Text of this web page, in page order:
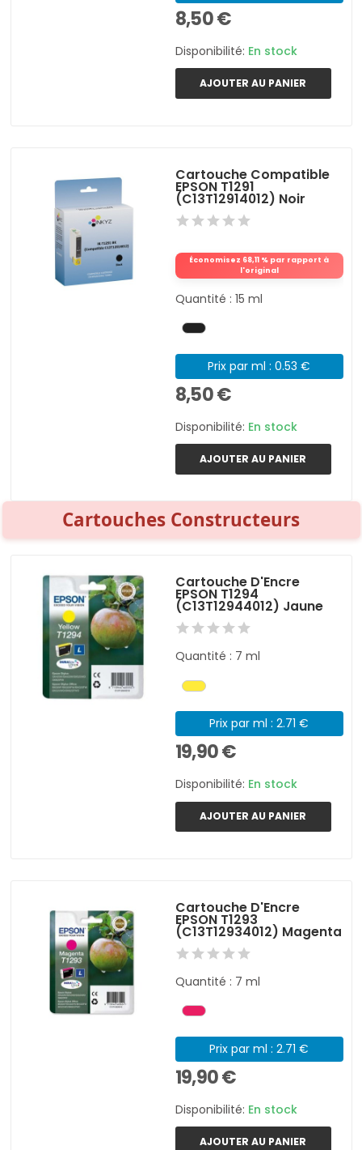
8,50 €
Disponibilité: En stock
AJOUTER AU PANIER
Cartouche Compatible
EPSON T1291
(C13T12914012) Noir
Économisez 68,11 % par rapport à
l'original
Quantité : 15 ml
Prix par ml : 0.53 €
8,50 €
Disponibilité: En stock
AJOUTER AU PANIER
Cartouches Constructeurs
Cartouche D'Encre
EPSON T1294
(C13T12944012) Jaune
Quantité : 7 ml
Prix par ml : 2.71 €
19,90 €
Disponibilité: En stock
AJOUTER AU PANIER
Cartouche D'Encre
EPSON T1293
(C13T12934012) Magenta
Quantité : 7 ml
Prix par ml : 2.71 €
19,90 €
Disponibilité: En stock
AJOUTER AU PANIER